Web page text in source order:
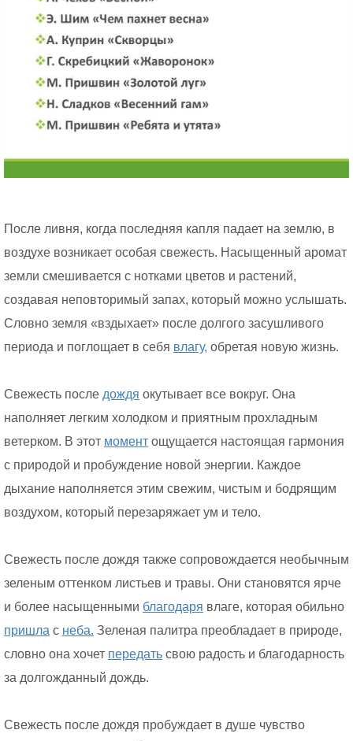
После ливня, когда последняя капля падает на землю, в
воздухе возникает особая свежесть. Насыщенный аромат
земли смешивается с нотками цветов и растений,
создавая неповторимый запах, который можно услышать.
Словно земля «вздыхает» после долгого засушливого
периода и поглощает в себя влагу, обретая новую жизнь.
Свежесть после дождя окутывает все вокруг. Она
наполняет легким холодком и приятным прохладным
ветерком. В этот момент ощущается настоящая гармония
с природой и пробуждение новой энергии. Каждое
дыхание наполняется этим свежим, чистым и бодрящим
воздухом, который перезаряжает ум и тело.
Свежесть после дождя также сопровождается необычным
зеленым оттенком листьев и травы. Они становятся ярче
и более насыщенными благодаря влаге, которая обильно
пришла с неба. Зеленая палитра преобладает в природе,
словно она хочет передать свою радость и благодарность
за долгожданный дождь.
Свежесть после дождя пробуждает в душе чувство